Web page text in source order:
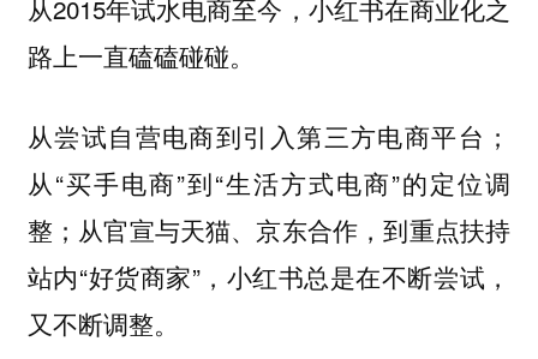
从2015年试水电商至今，小红书在商业化之
路上一直磕磕碰碰。
从尝试自营电商到引入第三方电商平台；
从“买手电商”到“生活方式电商”的定位调
整；从官宣与天猫、京东合作，到重点扶持
站内“好货商家”，小红书总是在不断尝试，
又不断调整。